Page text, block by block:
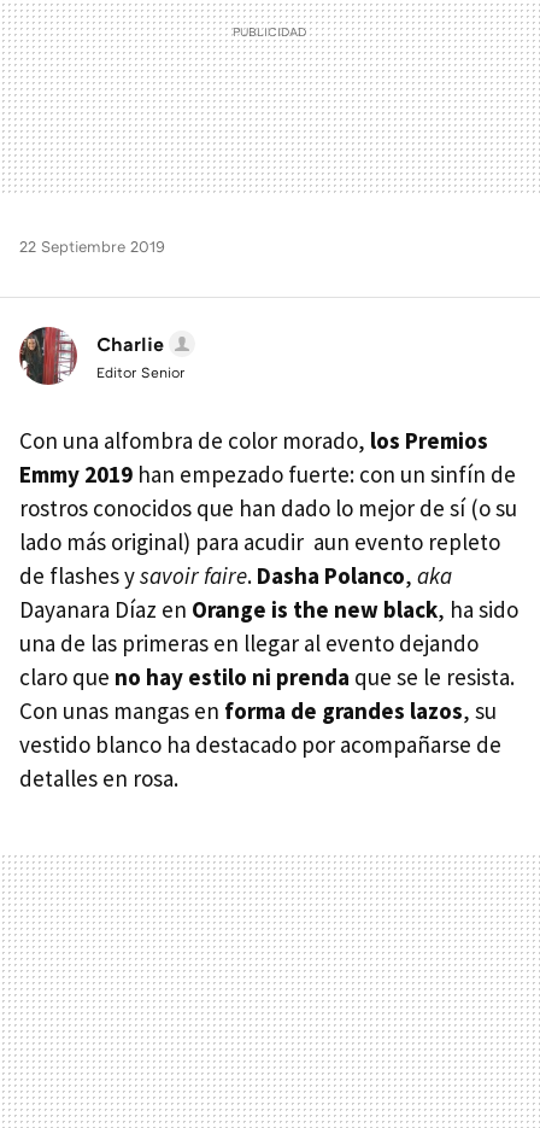
22 Septiembre 2019
Charlie
Editor Senior
Con una alfombra de color morado, los Premios
Emmy 2019 han empezado fuerte: con un sinfín de
rostros conocidos que han dado lo mejor de sí (o su
lado más original) para acudir aun evento repleto
de flashes ysavoir faire. Dasha Polanco, aka
Dayanara Díaz en Orange is the new black, ha sido
una de las primeras en llegar al evento dejando
claro que no hay estilo ni prenda que se le resista.
Con unas mangas en forma de grandes lazos, su
vestido blanco ha destacado por acompañarse de
detalles en rosa.